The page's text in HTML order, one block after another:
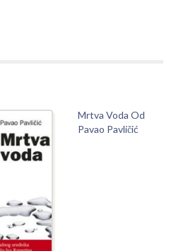
Mrtva Voda Od
Pavao Pavličić